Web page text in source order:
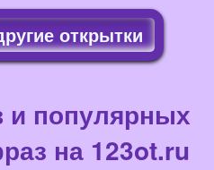
открытки
и популярных
на 123ot.ru